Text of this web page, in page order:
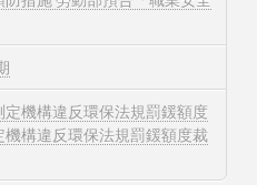
機構違反環保法規罰鍰額度
構違反環保法規罰鍰額度裁